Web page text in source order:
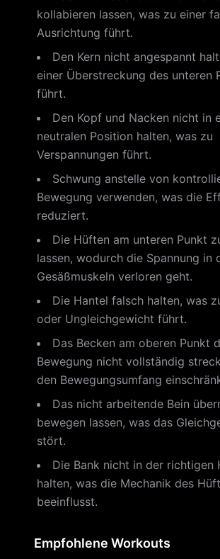
kollabieren lassen, was zu einer
Ausrichtung führt.
Den Kern nicht angespannt
einer Überstreckung des unteren
führt.
Den Kopf und Nacken nicht in
neutralen Position halten, was zu
Verspannungen führt.
Schwung anstelle von
Bewegung verwenden, was die
reduziert.
Die Hüften am unteren Punkt
lassen, wodurch die Spannung in
Gesäßmuskeln verloren geht.
Die Hantel falsch halten, was
oder Ungleichgewicht führt.
Das Becken am oberen Punkt
Bewegung nicht vollständig
den Bewegungsumfang
Das nicht arbeitende Bein
bewegen lassen, was das
stört.
Die Bank nicht in der richtigen
halten, was die Mechanik des
beeinflusst.
Empfohlene Workouts